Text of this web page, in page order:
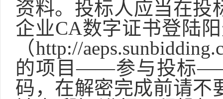
资料。投标人应当在投
企业CA数字证书登陆
（http://
的项目——参与投标——
码，在解密完成前请不